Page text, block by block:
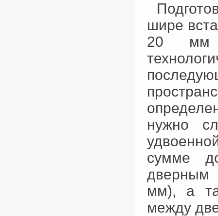
шире
20 мм
нужно
сумме
дверным
мм), а
между